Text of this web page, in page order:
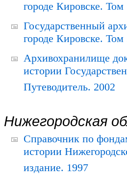
городе Кировске.
Государственный
городе Кировске.
Архивохранилище
истории
Путеводитель. 2002
Нижегородская
Справочник по
истории
издание. 1997